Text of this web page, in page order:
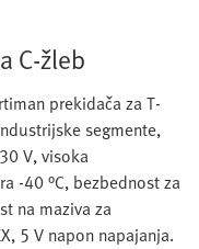
C-žleb
prekidača za T-
segmente,
V, visoka
-40 °C, bezbednost za
na maziva za
5 V napon napajanja.